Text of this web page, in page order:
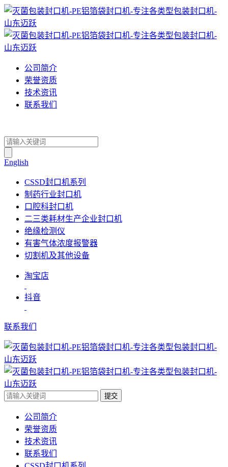
公司简介
荣誉资质
技术资讯
联系我们
English
CSSD封口机系列
制药行业封口机
口腔科封口机
二三类耗材生产企业封口机
绝缘检测仪
有害气体浓度报警器
切割机及其他设备
淘宝店
抖音
联系我们
提交
公司简介
荣誉资质
技术资讯
联系我们